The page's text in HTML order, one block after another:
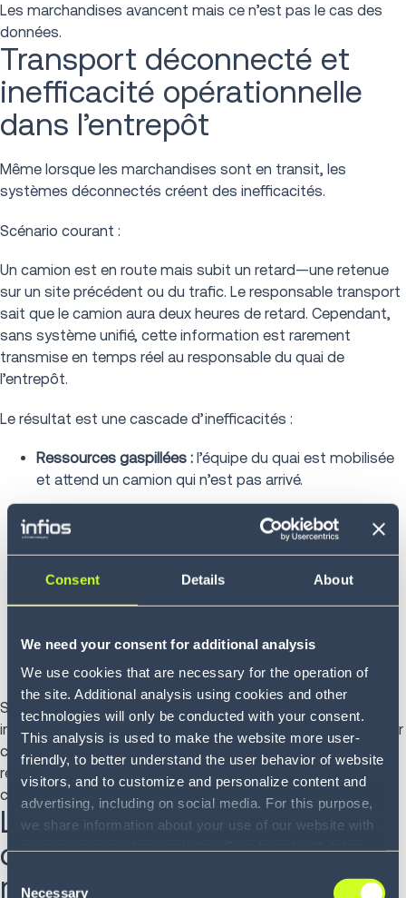
Consent Details About
We need your consent for additional analysis
We use cookies that are necessary for the operation of
the site. Additional analysis using cookies and other
technologies will only be conducted with your consent.
This analysis is used to make the website more user-
friendly, to better understand the user behavior of website
visitors, and to customize and personalize content and
advertising, including on social media. For this purpose,
we share information about your use of our website with
information with other data that you have provided to
Necessary
Les marchandises avancent mais ce n’est pas le cas des
données.
Transport déconnecté et
inefficacité opérationnelle
dans l’entrepôt
Même lorsque les marchandises sont en transit, les
systèmes déconnectés créent des inefficacités.
Scénario courant :
Un camion est en route mais subit un retard—une retenue
sur un site précédent ou du trafic. Le responsable transport
sait que le camion aura deux heures de retard. Cependant,
sans système unifié, cette information est rarement
transmise en temps réel au responsable du quai de
l’entrepôt.
Le résultat est une cascade d’inefficacités :
Ressources gaspillées : l’équipe du quai est mobilisée
et attend un camion qui n’est pas arrivé.
Cut-offs manqués :
parce que la livraison entrante est
en retard, l’opportunité de cross-dock est manquée,
respecte pas le cut-off du soir.
stock qui n’est pas arrivé, ce qui entraîne des
commandes en attente ou annulées.
Si la coordination existait—si le système alertait
immédiatement le quai—le responsable aurait pu redéployer
cette main-d’œuvre vers d’autres tâches ou replanifier le
rendez-vous, atténuant ainsi l’impact du retard. Au lieu de
cela, les processus manuels amplifient la perturbation.
Le « trou noir de la cour » :
quand le stock est sur site
mais invisible